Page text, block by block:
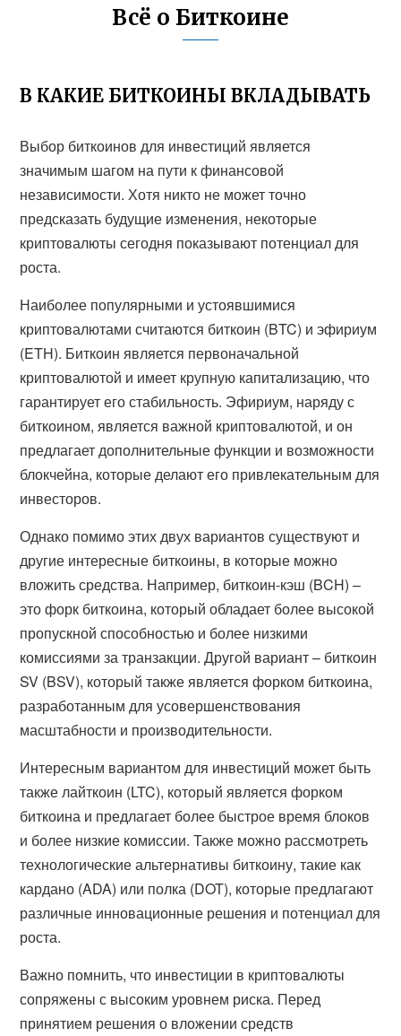
Всё о Биткоине
В КАКИЕ БИТКОИНЫ ВКЛАДЫВАТЬ
Выбор биткоинов для инвестиций является
значимым шагом на пути к финансовой
независимости. Хотя никто не может точно
предсказать будущие изменения, некоторые
криптовалюты сегодня показывают потенциал для
роста.
Наиболее популярными и устоявшимися
криптовалютами считаются биткоин (BTC) и эфириум
(ETH). Биткоин является первоначальной
криптовалютой и имеет крупную капитализацию, что
гарантирует его стабильность. Эфириум, наряду с
биткоином, является важной криптовалютой, и он
предлагает дополнительные функции и возможности
блокчейна, которые делают его привлекательным для
инвесторов.
Однако помимо этих двух вариантов существуют и
другие интересные биткоины, в которые можно
вложить средства. Например, биткоин-кэш (BCH) –
это форк биткоина, который обладает более высокой
пропускной способностью и более низкими
комиссиями за транзакции. Другой вариант – биткоин
SV (BSV), который также является форком биткоина,
разработанным для усовершенствования
масштабности и производительности.
Интересным вариантом для инвестиций может быть
также лайткоин (LTC), который является форком
биткоина и предлагает более быстрое время блоков
и более низкие комиссии. Также можно рассмотреть
технологические альтернативы биткоину, такие как
кардано (ADA) или полка (DOT), которые предлагают
различные инновационные решения и потенциал для
роста.
Важно помнить, что инвестиции в криптовалюты
сопряжены с высоким уровнем риска. Перед
принятием решения о вложении средств